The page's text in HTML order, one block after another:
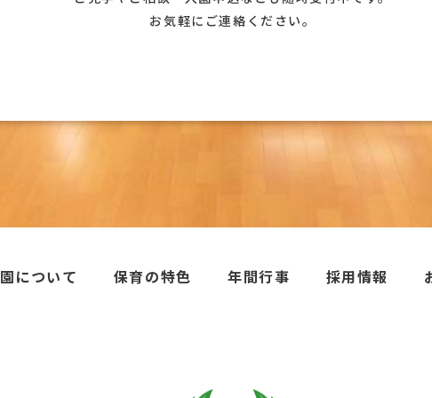
お気軽にご連絡ください。
園について 保育の特色 年間行事 採用情報